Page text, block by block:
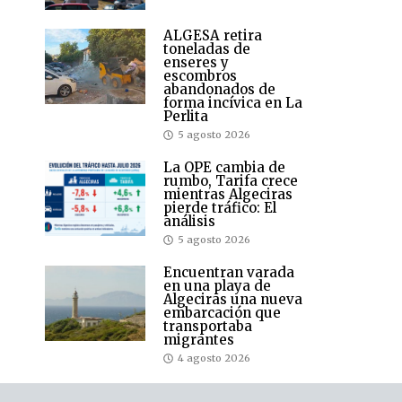
ALGESA retira
toneladas de
enseres y
escombros
abandonados de
forma incívica en La
Perlita
5 agosto 2026
La OPE cambia de
rumbo, Tarifa crece
mientras Algeciras
pierde tráfico: El
análisis
5 agosto 2026
Encuentran varada
en una playa de
Algeciras una nueva
embarcación que
transportaba
migrantes
4 agosto 2026